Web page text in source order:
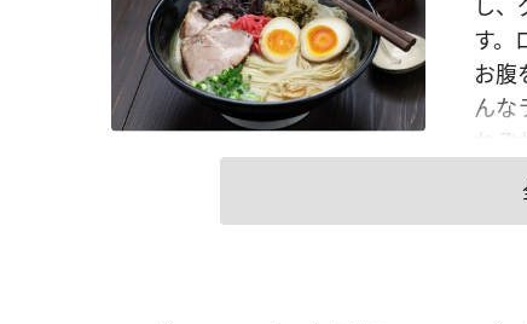
し
す。
お腹
んな
れ
メ
ー